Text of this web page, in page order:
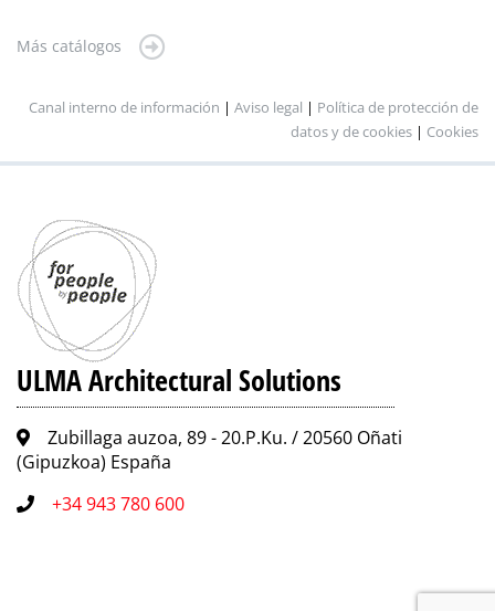
Más catálogos
Canal interno de información | Aviso legal | Política de protección de
datos y de cookies | Cookies
ULMA Architectural Solutions
Zubillaga auzoa, 89 - 20.P.Ku. / 20560 Oñati
(Gipuzkoa) España
+34 943 780 600